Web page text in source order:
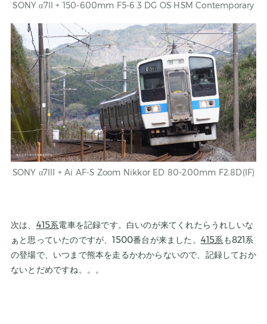
SONY α7II + 150-600mm F5-6.3 DG OS HSM Contemporary
SONY α7III + Ai AF-S Zoom Nikkor ED 80-200mm F2.8D(IF)
次は、 415系電車を記録です。白いのが来てくれたらうれしいな
ぁと思っていたのですが、1500番台が来ました。 415系も821系
の登場で、いつまで熊本を走るかわからないので、記録しておか
ないとだめですね。。。